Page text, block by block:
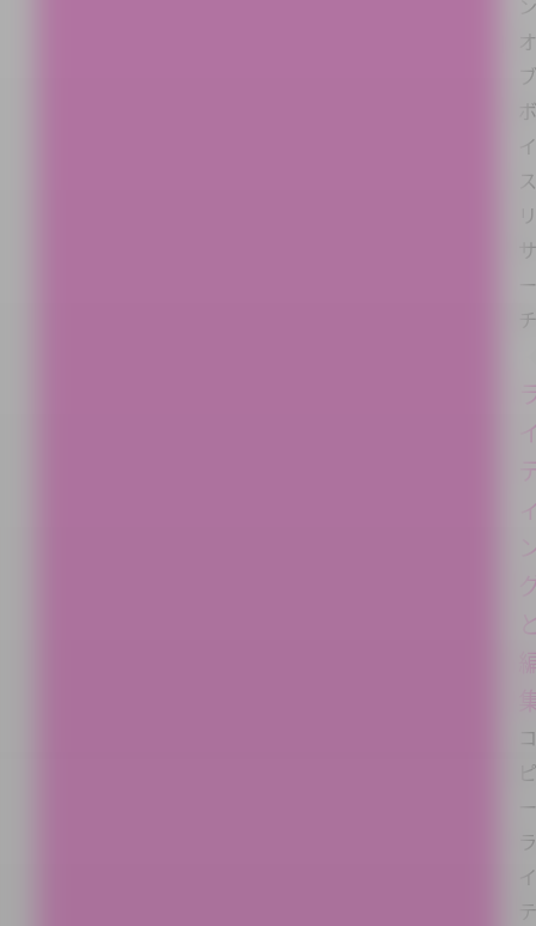
オ
ボ
イ
ス
リ
サ
ー
チ
コ
ピ
ー
ラ
イ
テ